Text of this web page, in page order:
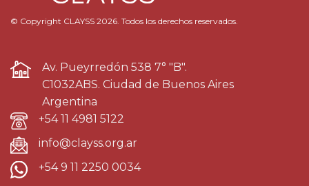
© Copyright CLAYSS 2026. Todos los derechos reservados.
Av. Pueyrredón 538 7° "B".
C1032ABS. Ciudad de Buenos Aires
Argentina
+54 11 4981 5122
info@clayss.org.ar
+54 9 11 2250 0034